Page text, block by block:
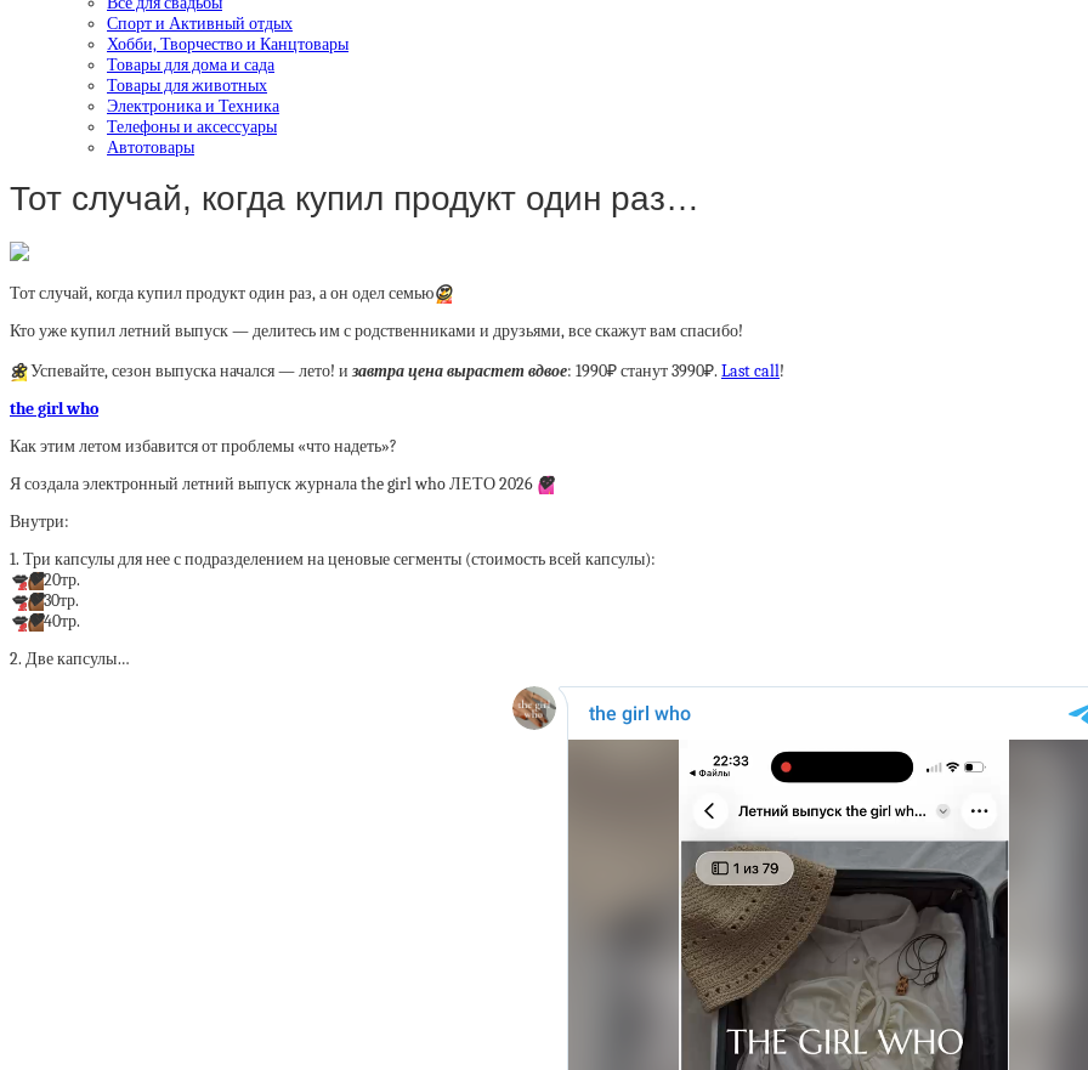
Спорт и Активный отдых
Хобби, Творчество и Канцтовары
Товары для дома и сада
Товары для животных
Электроника и Техника
Телефоны и аксессуары
Автотовары
Тот случай, когда купил продукт один раз…
Тот случай, когда купил продукт один раз, а он одел семью😍
Кто уже купил летний выпуск — делитесь им с родственниками и друзьями, все скажут вам спасибо!
🌼Успевайте, сезон выпуска начался — лето! и завтра цена вырастет вдвое: 1990₽ станут 3990₽. Last call!
the girl who
Как этим летом избавится от проблемы «что надеть»?
Я создала электронный летний выпуск журнала the girl who ЛЕТО 2026 💖
Внутри:
1. Три капсулы для нее с подразделением на ценовые сегменты (стоимость всей капсулы):
💋🤎20тр.
💋🤎30тр.
💋🤎40тр.
2. Две капсулы…